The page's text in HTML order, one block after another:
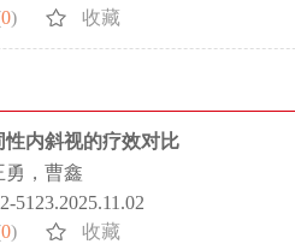
0) 收藏
内斜视的疗效对比
勇，曹鑫
5123.2025.11.02
0) 收藏